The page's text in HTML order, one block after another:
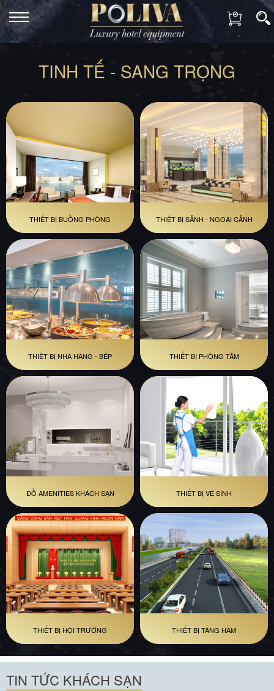
TINH TẾ - SANG TRỌNG
THIẾT BỊ BUỒNG PHÒNG THIẾT BỊ SẢNH - NGOẠI CẢNH
THIẾT BỊ NHÀ HÀNG - BẾP THIẾT BỊ PHÒNG TẮM
ĐỒ AMENITIES KHÁCH SẠN THIẾT BỊ VỆ SINH
THIẾT BỊ HỘI TRƯỜNG THIẾT BỊ TẦNG HẦM
TIN TỨC KHÁCH SẠN